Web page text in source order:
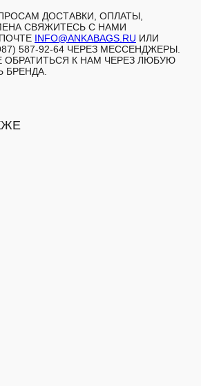
ДОСТАВКИ, ОПЛАТЫ,
СВЯЖИТЕСЬ С НАМИ
INFO@ANKABAGS.RU ИЛИ
587-92-64 ЧЕРЕЗ МЕССЕНДЖЕРЫ.
К НАМ ЧЕРЕЗ ЛЮБУЮ